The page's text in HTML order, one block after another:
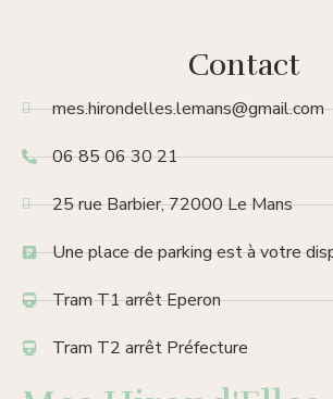
Contact
mes.hirondelles.lemans@gmail.com
06 85 06 30 21
25 rue Barbier, 72000 Le Mans
Une place de parking est à votre
Tram T1 arrêt Eperon
Tram T2 arrêt Préfecture